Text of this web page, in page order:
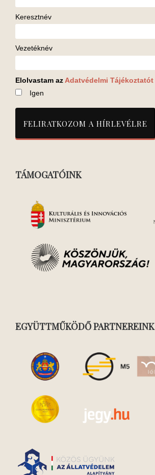
Keresztnév
Vezetéknév
Elolvastam az Adatvédelmi Tájékoztatót
Igen
TÁMOGATÓINK
EGYÜTTMŰKÖDŐ PARTNEREINK